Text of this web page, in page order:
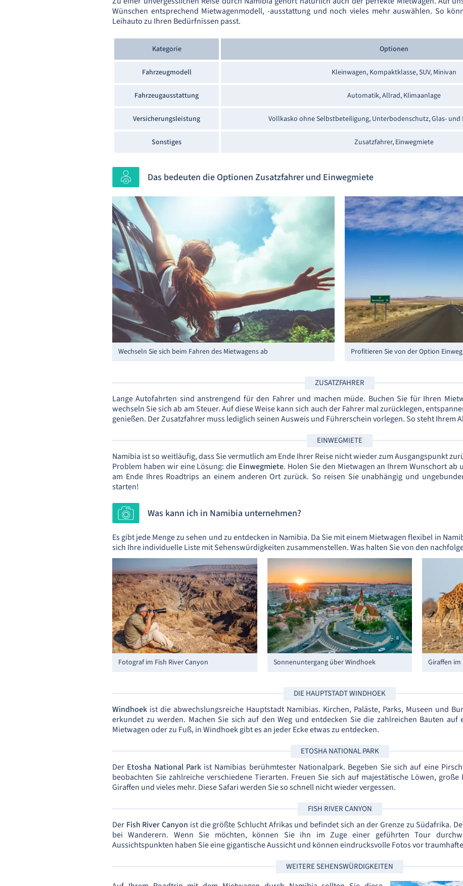
Wünschen entsprechend Mietwagenmodell, -ausstattung und noch vieles mehr auswählen. So
Leihauto zu Ihren Bedürfnissen passt.
Kategorie Optionen
Fahrzeugmodell Kleinwagen, Kompaktklasse, SUV, Minivan
Fahrzeugausstattung Automatik, Allrad, Klimaanlage
Versicherungsleistung Vollkasko ohne Selbstbeteiligung, Unterbodenschutz, Glas- und
Sonstiges Zusatzfahrer, Einwegmiete
Das bedeuten die Optionen Zusatzfahrer und Einwegmiete
Wechseln Sie sich beim Fahren des Mietwagens ab Profitieren Sie von der Option
ZUSATZFAHRER
Lange Autofahrten sind anstrengend für den Fahrer und machen müde. Buchen Sie für Ihren
wechseln Sie sich ab am Steuer. Auf diese Weise kann sich auch der Fahrer mal zurücklegen,
genießen. Der Zusatzfahrer muss lediglich seinen Ausweis und Führerschein vorlegen. So steht Ihrem
EINWEGMIETE
Namibia ist so weitläufig, dass Sie vermutlich am Ende Ihrer Reise nicht wieder zum Ausgangspunkt
Problem haben wir eine Lösung: die Einwegmiete. Holen Sie den Mietwagen an Ihrem Wunschort ab
am Ende Ihres Roadtrips an einem anderen Ort zurück. So reisen Sie unabhängig und
starten!
Was kann ich in Namibia unternehmen?
Es gibt jede Menge zu sehen und zu entdecken in Namibia. Da Sie mit einem Mietwagen flexibel in
sich Ihre individuelle Liste mit Sehenswürdigkeiten zusammenstellen. Was halten Sie von den
Fotograf im Fish River Canyon Sonnenuntergang über Windhoek Giraffen
DIE HAUPTSTADT WINDHOEK
Windhoek ist die abwechslungsreiche Hauptstadt Namibias. Kirchen, Paläste, Parks, Museen und
erkundet zu werden. Machen Sie sich auf den Weg und entdecken Sie die zahlreichen Bauten auf
Mietwagen oder zu Fuß, in Windhoek gibt es an jeder Ecke etwas zu entdecken.
ETOSHA NATIONAL PARK
Der Etosha National Parkist Namibias berühmtester Nationalpark. Begeben Sie sich auf eine
beobachten Sie zahlreiche verschiedene Tierarten. Freuen Sie sich auf majestätische Löwen,
Giraffen und vieles mehr. Diese Safari werden Sie so schnell nicht wieder vergessen.
FISH RIVER CANYON
Der Fish River Canyon ist die größte Schlucht Afrikas und befindet sich an der Grenze zu Südafrika.
bei Wanderern. Wenn Sie möchten, können Sie ihn im Zuge einer geführten Tour
Aussichtspunkten haben Sie eine gigantische Aussicht und können eindrucksvolle Fotos vor
WEITERE SEHENSWÜRDIGKEITEN